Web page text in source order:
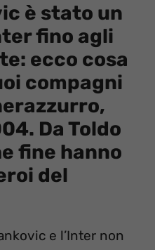
è stato un
fino agli
ecco cosa
compagni
Da Toldo
fine hanno
del
e l’Inter non